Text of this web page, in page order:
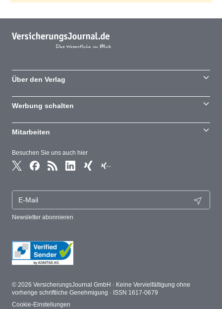
Besuchen Sie uns auch hier
Newsletter abonnieren
Über den Verlag
Werbung schalten
Mitarbeiten
© 2026 VersicherungsJournal GmbH · Keine Vervielfältigung ohne
vorherige schriftliche Genehmigung · ISSN 1617-0679
Cookie-Einstellungen